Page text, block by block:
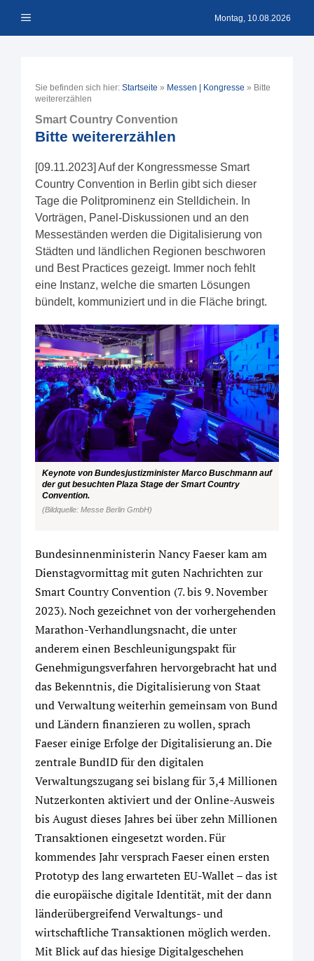
Inhalt Menü Montag, 10.08.2026
Sie befinden sich hier: Startseite » Messen | Kongresse » Bitte
weitererzählen
Smart Country Convention
Bitte weitererzählen
[09.11.2023] Auf der Kongressmesse Smart
Country Convention in Berlin gibt sich dieser
Tage die Politprominenz ein Stelldichein. In
Vorträgen, Panel-Diskussionen und an den
Messeständen werden die Digitalisierung von
Städten und ländlichen Regionen beschworen
und Best Practices gezeigt. Immer noch fehlt
eine Instanz, welche die smarten Lösungen
bündelt, kommuniziert und in die Fläche bringt.
Keynote von Bundesjustizminister Marco Buschmann auf
der gut besuchten Plaza Stage der Smart Country
Convention.
(Bildquelle: Messe Berlin GmbH)
Bundesinnenministerin Nancy Faeser kam am
Dienstagvormittag mit guten Nachrichten zur
Smart Country Convention (7. bis 9. November
2023). Noch gezeichnet von der vorhergehenden
Marathon-Verhandlungsnacht, die unter
anderem einen Beschleunigungspakt für
Genehmigungsverfahren hervorgebracht hat und
das Bekenntnis, die Digitalisierung von Staat
und Verwaltung weiterhin gemeinsam von Bund
und Ländern finanzieren zu wollen, sprach
Faeser einige Erfolge der Digitalisierung an. Die
zentrale BundID für den digitalen
Verwaltungszugang sei bislang für 3,4 Millionen
Nutzerkonten aktiviert und der Online-Ausweis
bis August dieses Jahres bei über zehn Millionen
Transaktionen eingesetzt worden. Für
kommendes Jahr versprach Faeser einen ersten
Prototyp des lang erwarteten EU-Wallet – das ist
die europäische digitale Identität, mit der dann
länderübergreifend Verwaltungs- und
wirtschaftliche Transaktionen möglich werden.
Mit Blick auf das hiesige Digitalgeschehen